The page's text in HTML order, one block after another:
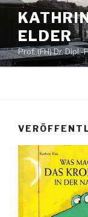
Zum
Inhalt
springenELDER
Prof. (FH) Dr. Dipl.-